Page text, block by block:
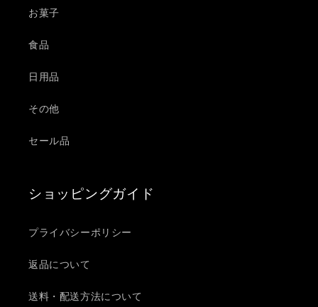
お菓子
食品
日用品
その他
セール品
ショッピングガイド
プライバシーポリシー
返品について
送料・配送方法について